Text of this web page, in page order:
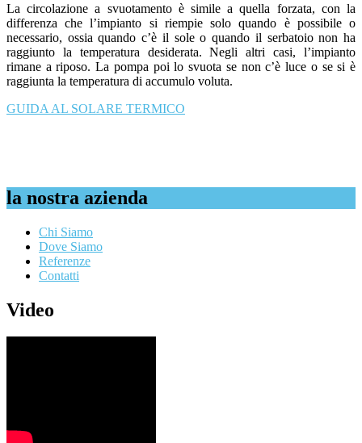
La circolazione a svuotamento è simile a quella forzata, con la
differenza che l’impianto si riempie solo quando è possibile o
necessario, ossia quando c’è il sole o quando il serbatoio non ha
raggiunto la temperatura desiderata. Negli altri casi, l’impianto
rimane a riposo. La pompa poi lo svuota se non c’è luce o se si è
raggiunta la temperatura di accumulo voluta.
GUIDA AL SOLARE TERMICO
la nostra azienda
Chi Siamo
Dove Siamo
Referenze
Contatti
Video